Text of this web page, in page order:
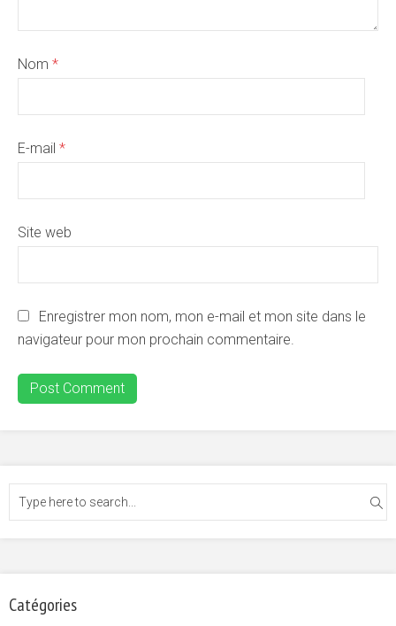
Nom *
E-mail *
Site web
Enregistrer mon nom, mon e-mail et mon site dans le
navigateur pour mon prochain commentaire.
Catégories